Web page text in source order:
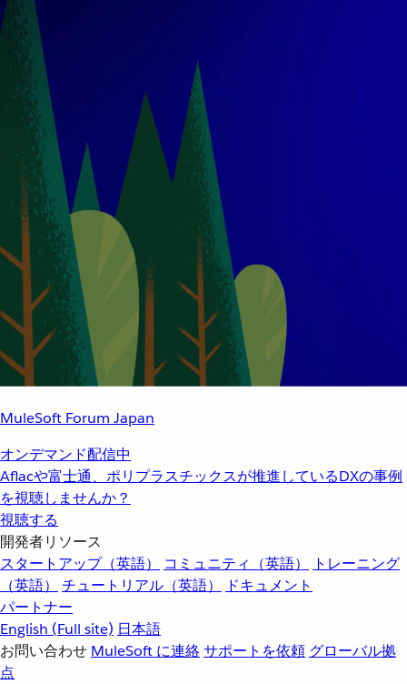
MuleSoft Forum Japan
オンデマンド配信中
Aflacや富士通、ポリプラスチックスが推進しているDXの事例
を視聴しませんか？
視聴する
開発者リソース
スタートアップ（英語）
コミュニティ（英語）
トレーニング
（英語）
チュートリアル（英語）
ドキュメント
パートナー
English (Full site) 日本語
お問い合わせ MuleSoft に連絡サポートを依頼 グローバル拠
点